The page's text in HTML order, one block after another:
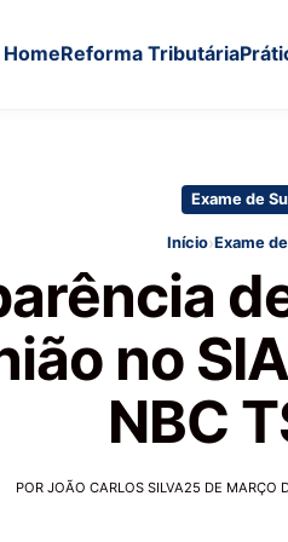
HomeReforma Tributária
Exame de
Início›Exame
no
NBC
POR JOÃO CARLOS SILVA25 DE MARÇO